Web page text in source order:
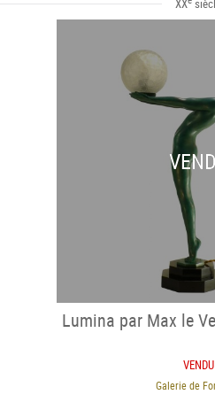
XX
Lumina par Max le
VENDU
Galerie de